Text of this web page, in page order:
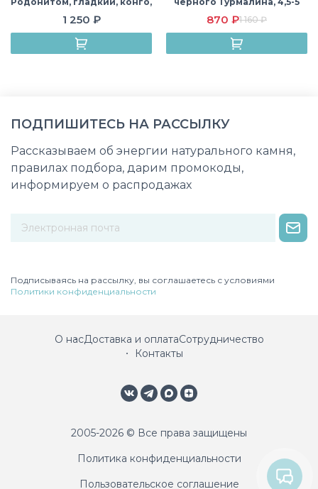
1 250 ₽ 870 ₽1 160 ₽
ПОДПИШИТЕСЬ НА РАССЫЛКУ
Рассказываем об энергии натурального камня,
правилах подбора, дарим промокоды,
информируем о распродажах
Подписываясь на рассылку, вы соглашаетесь с условиями
Политики конфиденциальности
О насДоставка и оплатаСотрудничество
Контакты
2005-2026 © Все права защищены
Политика конфиденциальности
Пользовательское соглашение